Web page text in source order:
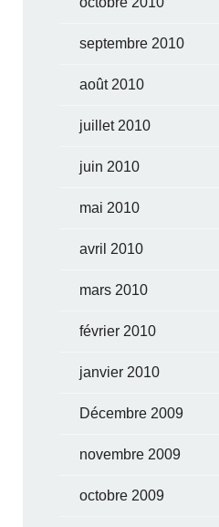
septembre 2010
août 2010
juillet 2010
juin 2010
mai 2010
avril 2010
mars 2010
février 2010
janvier 2010
Décembre 2009
novembre 2009
octobre 2009